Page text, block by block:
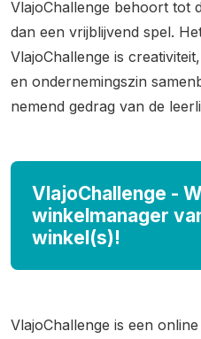
VlajoChallenge behoort tot
dan een vrijblijvend spel.
VlajoChallenge is
en onder­nemingszin
nemend gedrag van de
VlajoChallenge -
winkelmanager
winkel(s)!
VlajoChallenge is een